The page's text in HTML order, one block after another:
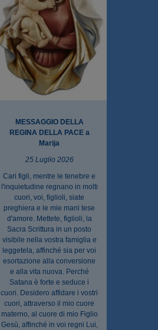
MESSAGGIO DELLA
REGINA DELLA PACE a
Marija
25 Luglio 2026
Cari figli, mentre le tenebre e
l'inquietudine regnano in molti
cuori, voi, figlioli, siate
preghiera e le mie mani tese
d'amore. Mettete, figlioli, la
Sacra Scrittura in un posto
visibile nella vostra famiglia e
leggetela, affinché sia per voi
esortazione alla conversione
e alla vita nuova. Perché
Satana è forte e seduce i
cuori. Desidero affidare i vostri
cuori, attraverso il mio cuore
materno, al cuore di mio Figlio
Gesù, affinché in voi regni Lui,